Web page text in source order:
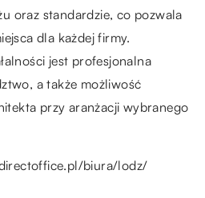
oraz standardzie, co pozwala
dla każdej firmy.
jest profesjonalna
a także możliwość
przy aranżacji wybranego
biura/lodz/